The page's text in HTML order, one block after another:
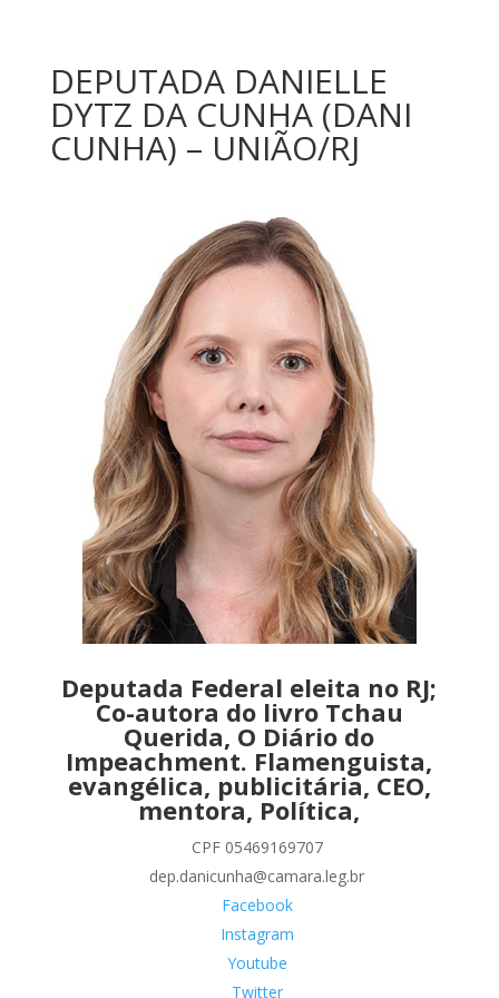
DEPUTADA DANIELLE
DYTZ DA CUNHA (DANI
CUNHA) – UNIÃO/RJ
Deputada Federal eleita no RJ;
Co-autora do livro Tchau
Querida, O Diário do
Impeachment. Flamenguista,
evangélica, publicitária, CEO,
mentora, Política,
CPF 05469169707
dep.danicunha@camara.leg.br
Facebook
Instagram
Youtube
Twitter